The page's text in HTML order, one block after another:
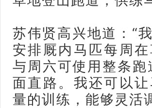
苏伟贤高兴地道：“
安排厩内马匹每周
与周六可使用整条
面直路。我还可以
量的训练，能够灵活